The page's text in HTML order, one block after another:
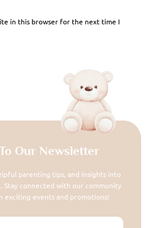
in this browser for the next time I
Our Newsletter
parenting tips, and insights into
Stay connected with our community
exciting events and promotions!